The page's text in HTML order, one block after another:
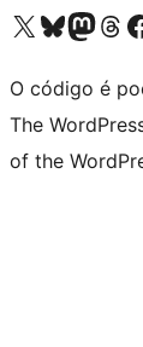
Visita la cuenta de X (anteriormente Twitter)
Visita a nosa conta de Bluesky
Visita a nosa
Visita a
O código é
The
of the